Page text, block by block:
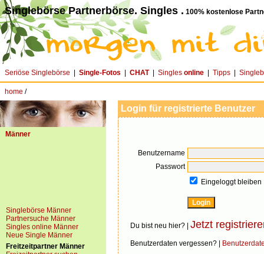
Singlebörse Partnerbörse. Singles . 100% kostenlose
Seriöse Singlebörse Single-Fotos CHAT| Singles online Tipps
home /
Männer
Singlebörse Männer
Partnersuche Männer
Singles online Männer
Neue Single Männer
Freitzeitpartner Männer
Login für registrierte Benutzer
Benutzername
Passwort
Eingeloggt bleiben
Du bist neu hier? | Jetzt
Benutzerdaten vergessen? |